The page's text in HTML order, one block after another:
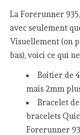
La Forerunner
avec seulement
Visuellement (on
bas), voici ce qui
Boitier de
mais 2mm
Bracelet
bracelets
Forerunner